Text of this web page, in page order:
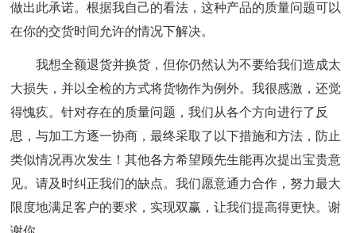
做出此承诺。根据我自己的看法，这种产品的质量问题可以
在你的交货时间允许的情况下解决。
我想全额退货并换货，但你仍然认为不要给我们造成太
大损失，并以全检的方式将货物作为例外。我很感激，还觉
得愧疚。针对存在的质量问题，我们从各个方向进行了反
思，与加工方逐一协商，最终采取了以下措施和方法，防止
类似情况再次发生！其他各方希望顾先生能再次提出宝贵意
见。请及时纠正我们的缺点。我们愿意通力合作，努力最大
限度地满足客户的要求，实现双赢，让我们提高得更快。谢